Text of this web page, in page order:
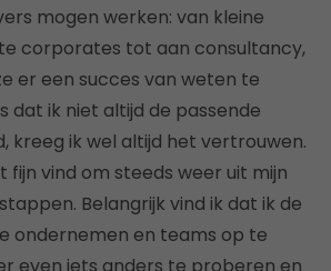
mogen werken: van kleine
corporates tot aan consultancy,
er een succes van weten te
dat ik niet altijd de passende
kreeg ik wel altijd het vertrouwen.
fijn vind om steeds weer uit mijn
Belangrijk vind ik dat ik de
ondernemen en teams op te
even iets anders te proberen en